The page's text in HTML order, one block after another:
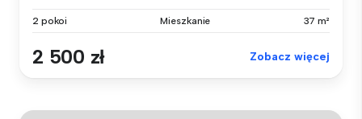
2 pokoi Mieszkanie 37 m²
2 500 zł Zobacz więcej